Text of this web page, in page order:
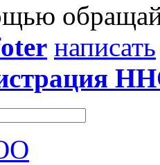
написать